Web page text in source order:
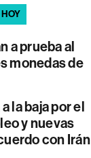
a prueba al
monedas de
la baja por el
y nuevas
con Irán